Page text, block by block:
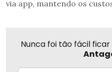
via app, mantendo os
Nunca foi tão fácil